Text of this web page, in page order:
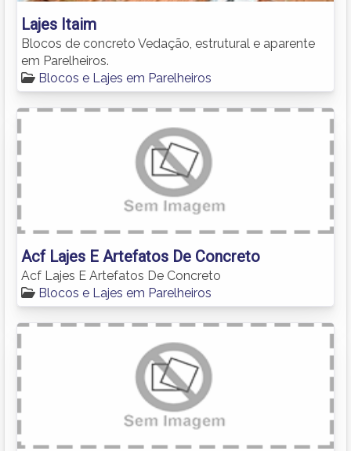
Lajes Itaim
Blocos de concreto Vedação, estrutural e aparente
em Parelheiros.
Blocos e Lajes em Parelheiros
Acf Lajes E Artefatos De Concreto
Acf Lajes E Artefatos De Concreto
Blocos e Lajes em Parelheiros